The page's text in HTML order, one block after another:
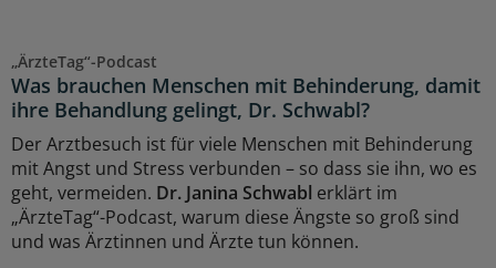
„ÄrzteTag“-Podcast
Was brauchen Menschen mit Behinderung, damit
ihre Behandlung gelingt, Dr. Schwabl?
Der Arztbesuch ist für viele Menschen mit Behinderung
mit Angst und Stress verbunden – so dass sie ihn, wo es
geht, vermeiden. Dr. Janina Schwabl erklärt im
„ÄrzteTag“-Podcast, warum diese Ängste so groß sind
und was Ärztinnen und Ärzte tun können.